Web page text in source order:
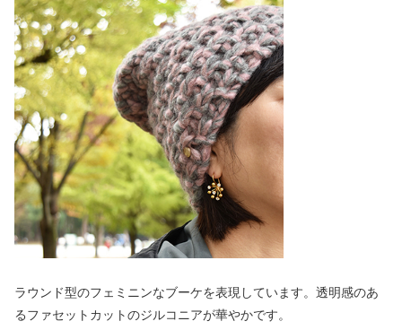
ラウンド型のフェミニンなブーケを表現しています。透明感のあ
るファセットカットのジルコニアが華やかです。